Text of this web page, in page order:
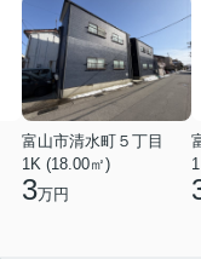
富山市清水町５丁目
1K (18.00㎡)
3万円